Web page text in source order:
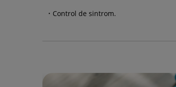
Control de sintrom.